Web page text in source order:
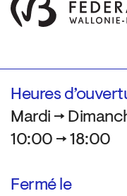
Heures
Mardi →
10:00 → 18:00
Fermé le